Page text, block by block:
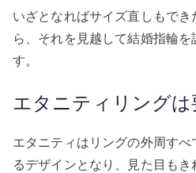
いざとなればサイズ直しもで
ら、それを見越して結婚指輪
す。
エタニティリングは
エタニティはリングの外周す
るデザインとなり、見た目もき